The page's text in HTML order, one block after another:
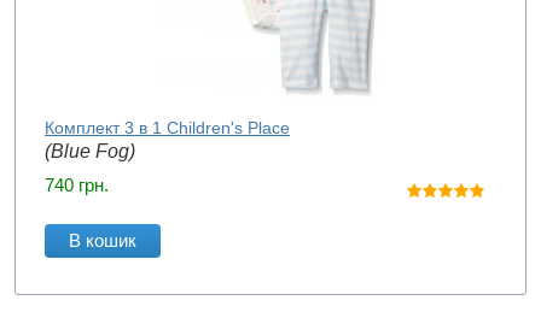
Комплект 3 в 1 Children's Place
(Blue Fog)
740 грн.
В кошик